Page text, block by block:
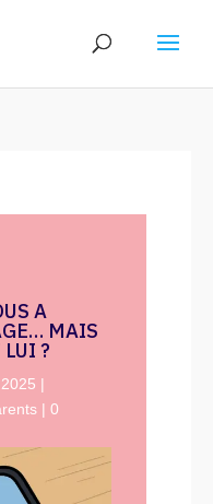
A
MAIS
?
|
|0